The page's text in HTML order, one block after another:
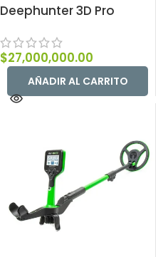
Deephunter 3D Pro
$27,000,000.00
AÑADIR AL CARRITO